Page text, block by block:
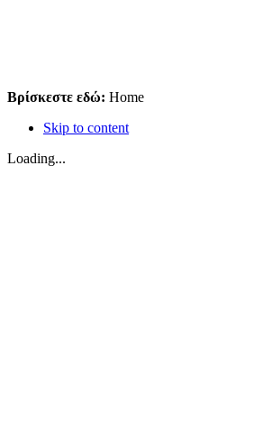
Βρίσκεστε εδώ: Home
Skip to content
Loading...